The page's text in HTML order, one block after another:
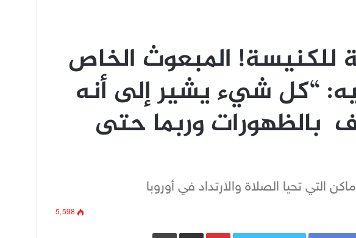
للكنيسة! المبعوث الخاص
“كل شيء يشير إلى أنه
بالظهورات وربما حتى
التي تحيا الصلاة والارتداد في أوروبا
5٬598
Pinterestمشاركة عبر البريد طباعة